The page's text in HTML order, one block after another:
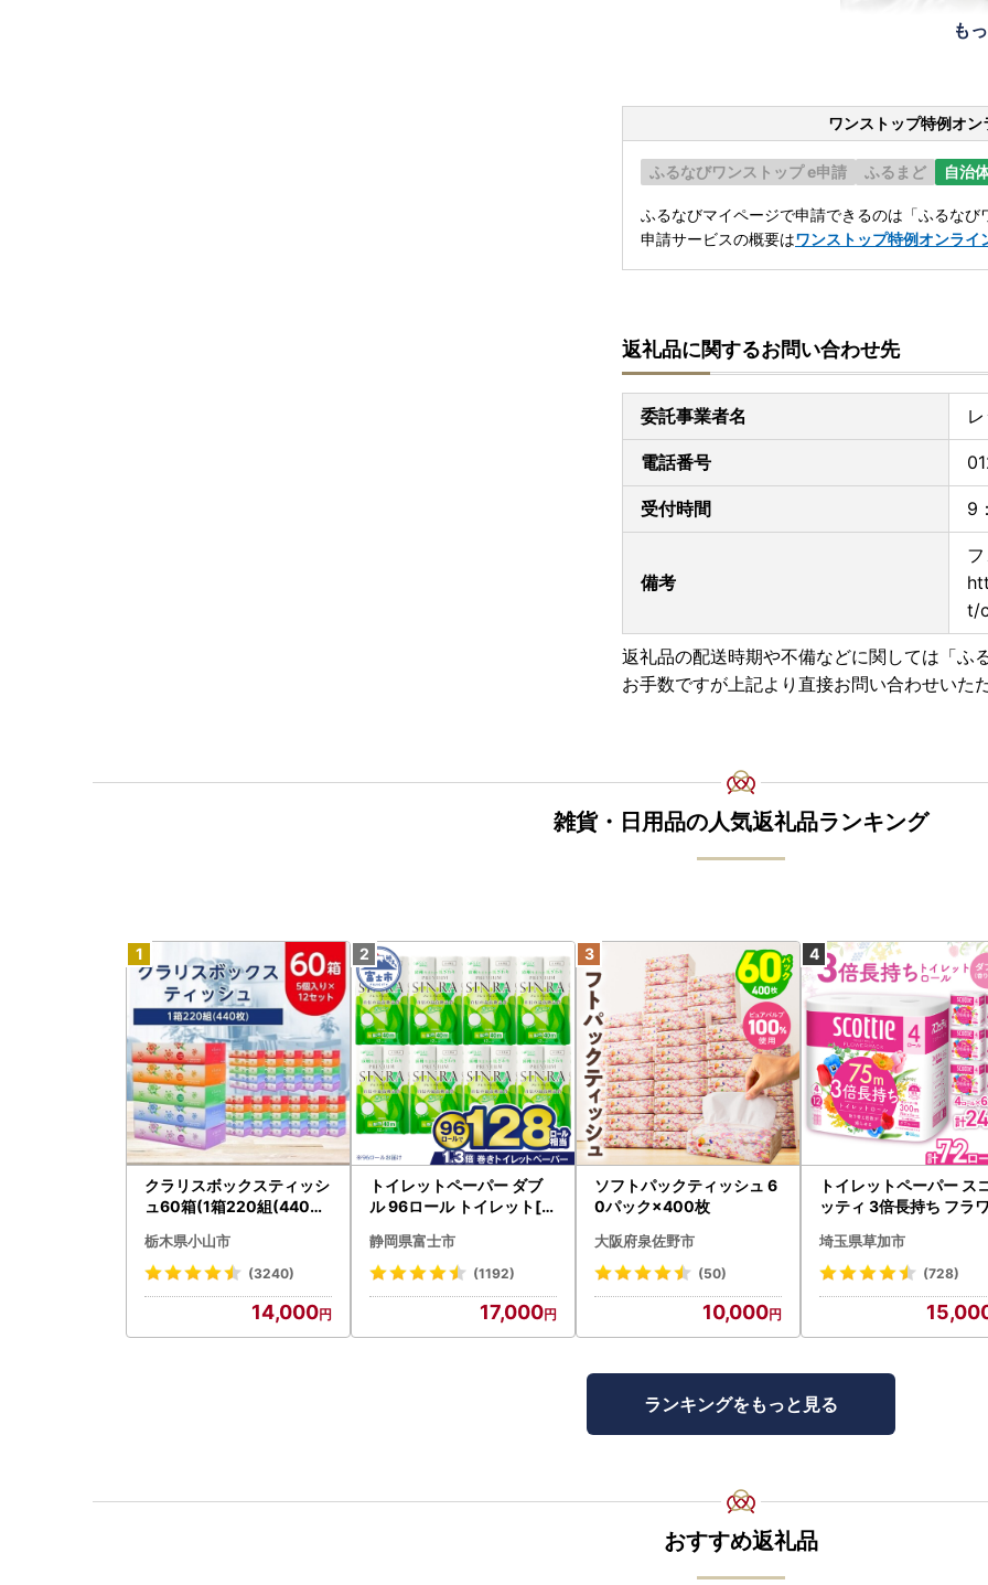
も
ワンストップ特例オン
ふるなびワンストップ e申請 ふるまど 自治
ふるなびマイページで申請できるのは「ふるな
申請サービスの概要はワンストップ特例オンライ
返礼品に関するお問い合わせ先
委託事業者名
電話番号
受付時間 9
備考
t/
返礼品の配送時期や不備などに関しては「ふ
お手数ですが上記より直接お問い合わせいた
雑貨・日用品の人気返礼品ランキング
クラリスボックスティッシ
ュ60箱(1箱220組(440枚)
送不可地域：離島・沖縄県
】【1256759】
栃木県小山市
(3240)
14,000
トイレットペーパー ダブ
ル 96ロール トイレット[sf
静岡県富士市
(1192)
17,000
ソフトパックティッシュ 6
0パック×400枚
大阪府泉佐野市
(50)
10,000
トイレットペーパー ス
ッティ 3倍長持ち フラ
埼玉県草加市
(728)
ランキングをもっと見る
おすすめ返礼品